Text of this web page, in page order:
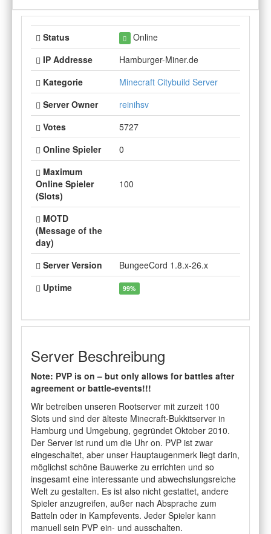
Status
Online
IP Addresse
Hamburger-Miner.de
Kategorie
Minecraft Citybuild Server
Server Owner
reinihsv
Votes
5727
Online Spieler
0
Maximum
Online Spieler
(Slots)
100
MOTD
(Message of the
day)
Server Version
BungeeCord 1.8.x-26.x
Uptime
99%
Server Beschreibung
Note: PVP is on – but only allows for battles after
agreement or battle-events!!!
Wir betreiben unseren Rootserver mit zurzeit 100
Slots und sind der älteste Minecraft-Bukkitserver in
Hamburg und Umgebung, gegründet Oktober 2010.
Der Server ist rund um die Uhr on. PVP ist zwar
eingeschaltet, aber unser Hauptaugenmerk liegt darin,
möglichst schöne Bauwerke zu errichten und so
insgesamt eine interessante und abwechslungsreiche
Welt zu gestalten. Es ist also nicht gestattet, andere
Spieler anzugreifen, außer nach Absprache zum
Batteln oder in Kampfevents. Jeder Spieler kann
manuell sein PVP ein- und ausschalten.